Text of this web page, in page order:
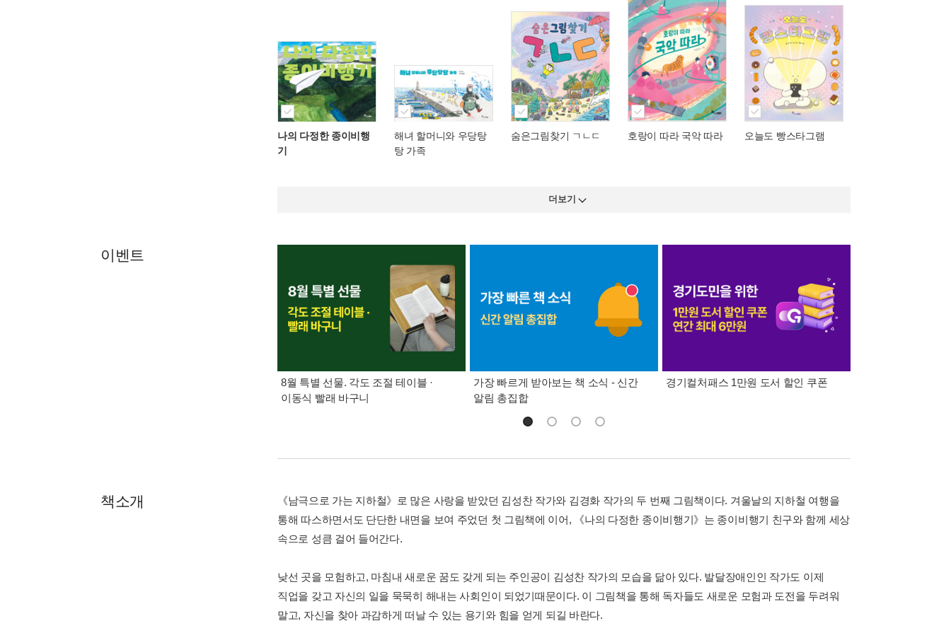
나의 다정한 종이비행
기
해녀 할머니와 우당탕
탕 가족
숨은그림찾기 ㄱㄴㄷ 호랑이 따라 국악 따라 오늘도 빵스타그램
더보기
이벤트
8월 특별 선물. 각도 조절 테이블 ·
이동식 빨래 바구니
가장 빠르게 받아보는 책 소식 - 신간
알림 총집합
경기컬처패스 1만원 도서 할인 쿠폰
책소개
《남극으로 가는 지하철》로 많은 사랑을 받았던 김성찬 작가와 김경화 작가의 두 번째 그림책이다. 겨울날의 지하철 여행을
통해 따스하면서도 단단한 내면을 보여 주었던 첫 그림책에 이어, 《나의 다정한 종이비행기》는 종이비행기 친구와 함께 세상
속으로 성큼 걸어 들어간다.
낮선 곳을 모험하고, 마침내 새로운 꿈도 갖게 되는 주인공이 김성찬 작가의 모습을 닮아 있다. 발달장애인인 작가도 이제
직업을 갖고 자신의 일을 묵묵히 해내는 사회인이 되었기때문이다. 이 그림책을 통해 독자들도 새로운 모험과 도전을 두려워
말고, 자신을 찾아 과감하게 떠날 수 있는 용기와 힘을 얻게 되길 바란다.